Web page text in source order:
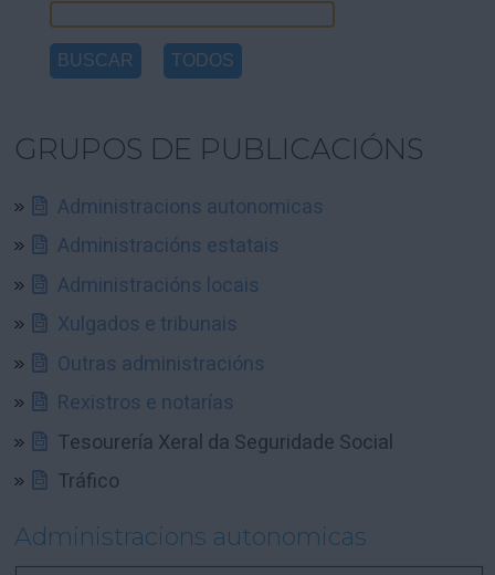
GRUPOS DE PUBLICACIÓNS
Administracions autonomicas
Administracións estatais
Administracións locais
Xulgados e tribunais
Outras administracións
Rexistros e notarías
Tesourería Xeral da Seguridade Social
Tráfico
Administracions autonomicas